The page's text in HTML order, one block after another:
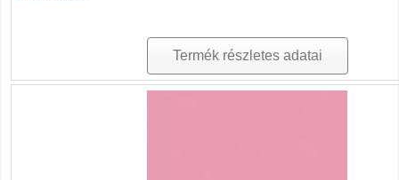
Termék részletes adatai